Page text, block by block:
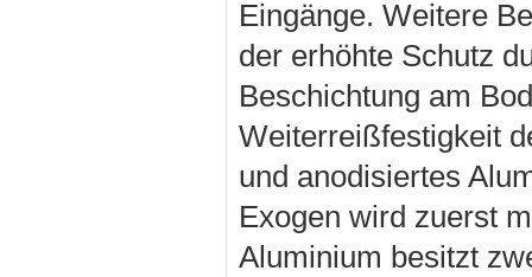
Eingänge. Weitere
der erhöhte Schutz
Beschichtung am
Weiterreißfestigkeit
und anodisiertes
Exogen wird zuerst
Aluminium besitzt